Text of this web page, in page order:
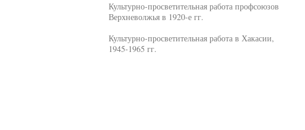
Культурно-просветительная работа профсоюзов
Верхневолжья в 1920-е гг.
Культурно-просветительная работа в Хакасии,
1945-1965 гг.